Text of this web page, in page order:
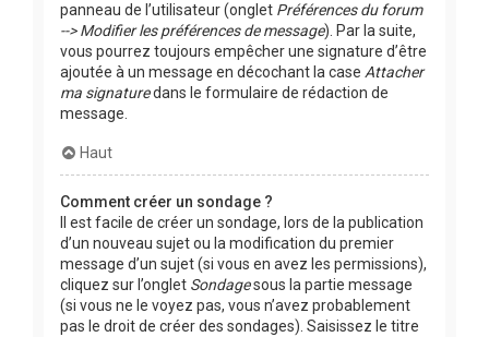
panneau de l’utilisateur (onglet Préférences du forum
--> Modifier les préférences de message). Par la suite,
vous pourrez toujours empêcher une signature d’être
ajoutée à un message en décochant la case Attacher
ma signaturedans le formulaire de rédaction de
message.
Haut
Comment créer un sondage ?
Il est facile de créer un sondage, lors de la publication
d’un nouveau sujet ou la modification du premier
message d’un sujet (si vous en avez les permissions),
cliquez sur l’onglet Sondagesous la partie message
(si vous ne le voyez pas, vous n’avez probablement
pas le droit de créer des sondages). Saisissez le titre